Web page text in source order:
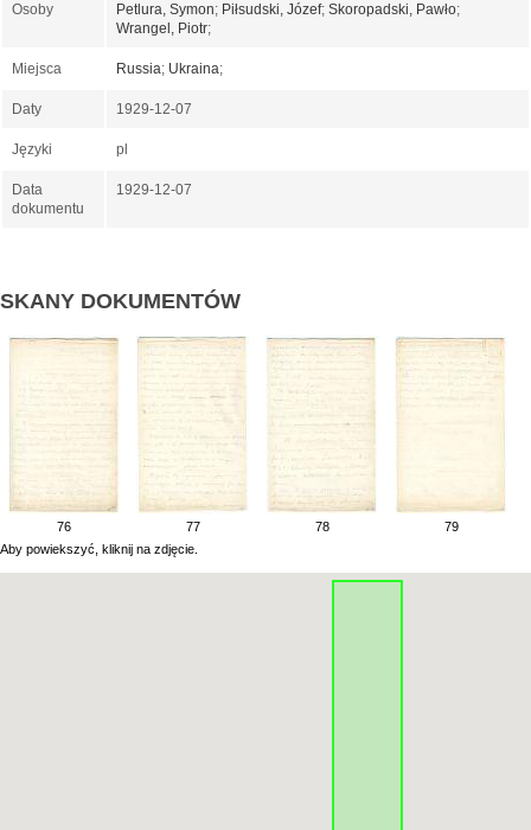
Osoby Petlura, Symon; Piłsudski, Józef; Skoropadski, Pawło;
Wrangel, Piotr;
Miejsca Russia; Ukraina;
Daty 1929-12-07
Języki pl
Data
dokumentu
1929-12-07
SKANY DOKUMENTÓW
76 77 78
79
Aby powiekszyć, kliknij na zdjęcie.